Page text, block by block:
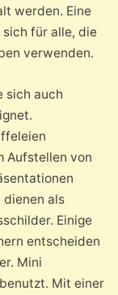
werden. Eine
für alle, die
verwenden.
sich auch
Aufstellen von
als
Einige
entscheiden
Mini
Mit einer